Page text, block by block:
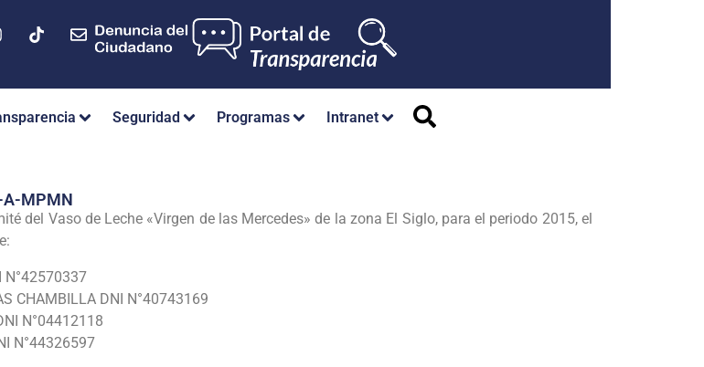
Seguridad Programas Intranet
A-MPMN
del Vaso de Leche «Virgen de las Mercedes» de la zona El Siglo, para el periodo 2015, el
N°42570337
CHAMBILLA DNI N°40743169
N°04412118
N°44326597